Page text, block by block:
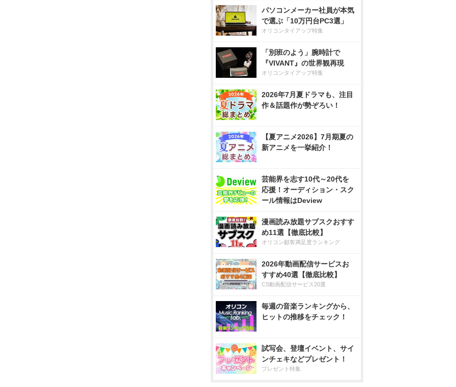
パソコンメーカー社員が本気
で選ぶ「10万円台PC3選」
オリコンタイアップ特集
「別班のよう」腕時計で
『VIVANT』の世界観再現
オリコンタイアップ特集
2026年7月夏ドラマも、注目
作＆話題作が勢ぞろい！
【夏アニメ2026】7月期夏の
新アニメを一挙紹介！
芸能界を志す10代～20代を
応援！オーディション・スク
ール情報はDeview
漫画読み放題サブスクおすす
め11選【徹底比較】
オリコン顧客満足度ランキング
2026年動画配信サービスお
すすめ40選【徹底比較】
CS動画配信サービス20選
毎週の音楽ランキングから、
ヒットの推移をチェック！
試写会、登壇イベント、サイ
ンチェキなどプレゼント！
プレゼント特集